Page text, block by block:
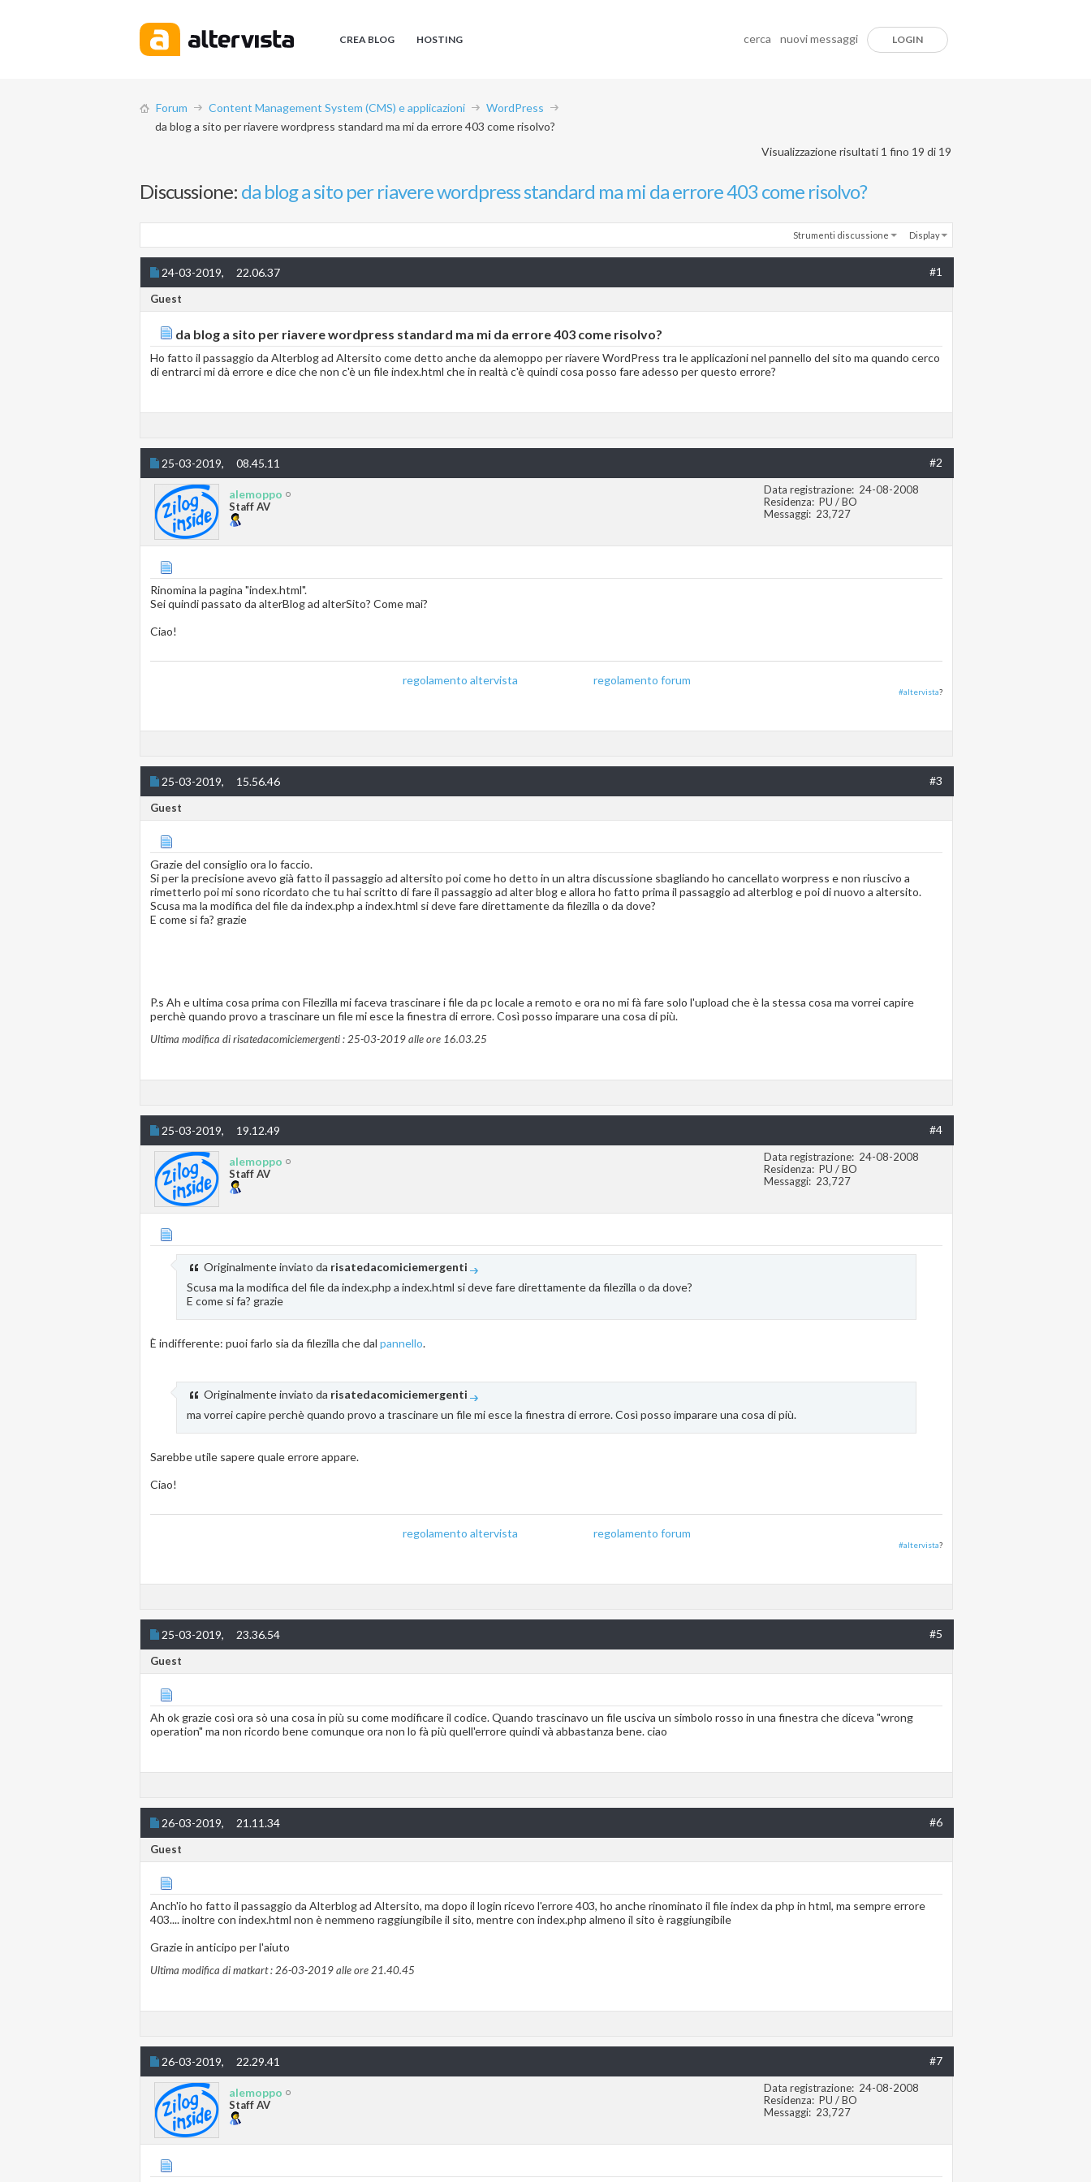
CREA BLOG HOSTING cerca nuovi messaggi LOGIN
Forum Content Management System (CMS) e applicazioni
WordPress
da blog a sito per riavere wordpress standard ma mi da errore 403 come risolvo?
Visualizzazione risultati 1 fino 19 di 19
Discussione: da blog a sito per riavere wordpress standard ma mi da errore 403 come risolvo?
Strumenti discussione Display
24-03-2019, 22.06.37 #1
Guest
da blog a sito per riavere wordpress standard ma mi da errore 403 come risolvo?
Ho fatto il passaggio da Alterblog ad Altersito come detto anche da alemoppo per riavere WordPress tra le applicazioni nel pannello del sito ma quando cerco
di entrarci mi dà errore e dice che non c'è un file index.html che in realtà c'è quindi cosa posso fare adesso per questo errore?
25-03-2019, 08.45.11 #2
alemoppo
Staff AV
Data registrazione
24-08-2008
Residenza
PU / BO
Messaggi
23,727
Rinomina la pagina "index.html".
Sei quindi passato da alterBlog ad alterSito? Come mai?
Ciao!
regolamento altervista regolamento forum
#altervista?
25-03-2019, 15.56.46 #3
Guest
Grazie del consiglio ora lo faccio.
Si per la precisione avevo già fatto il passaggio ad altersito poi come ho detto in un altra discussione sbagliando ho cancellato worpress e non riuscivo a
rimetterlo poi mi sono ricordato che tu hai scritto di fare il passaggio ad alter blog e allora ho fatto prima il passaggio ad alterblog e poi di nuovo a altersito.
Scusa ma la modifica del file da index.php a index.html si deve fare direttamente da filezilla o da dove?
E come si fa? grazie
P.s Ah e ultima cosa prima con Filezilla mi faceva trascinare i file da pc locale a remoto e ora no mi fà fare solo l'upload che è la stessa cosa ma vorrei capire
perchè quando provo a trascinare un file mi esce la finestra di errore. Così posso imparare una cosa di più.
Ultima modifica di risatedacomiciemergenti : 25-03-2019 alle ore 16.03.25
25-03-2019, 19.12.49 #4
alemoppo
Staff AV
Data registrazione
24-08-2008
Residenza
PU / BO
Messaggi
23,727
Originalmente inviato da risatedacomiciemergenti
Scusa ma la modifica del file da index.php a index.html si deve fare direttamente da filezilla o da dove?
E come si fa? grazie
È indifferente: puoi farlo sia da filezilla che dal pannello.
Originalmente inviato da risatedacomiciemergenti
ma vorrei capire perchè quando provo a trascinare un file mi esce la finestra di errore. Così posso imparare una cosa di più.
Sarebbe utile sapere quale errore appare.
Ciao!
regolamento altervista regolamento forum
#altervista?
25-03-2019, 23.36.54 #5
Guest
Ah ok grazie così ora sò una cosa in più su come modificare il codice. Quando trascinavo un file usciva un simbolo rosso in una finestra che diceva "wrong
operation" ma non ricordo bene comunque ora non lo fà più quell'errore quindi và abbastanza bene. ciao
26-03-2019, 21.11.34 #6
Guest
Anch'io ho fatto il passaggio da Alterblog ad Altersito, ma dopo il login ricevo l'errore 403, ho anche rinominato il file index da php in html, ma sempre errore
403.... inoltre con index.html non è nemmeno raggiungibile il sito, mentre con index.php almeno il sito è raggiungibile
Grazie in anticipo per l'aiuto
Ultima modifica di matkart : 26-03-2019 alle ore 21.40.45
26-03-2019, 22.29.41 #7
alemoppo
Staff AV
Data registrazione
24-08-2008
Residenza
PU / BO
Messaggi
23,727